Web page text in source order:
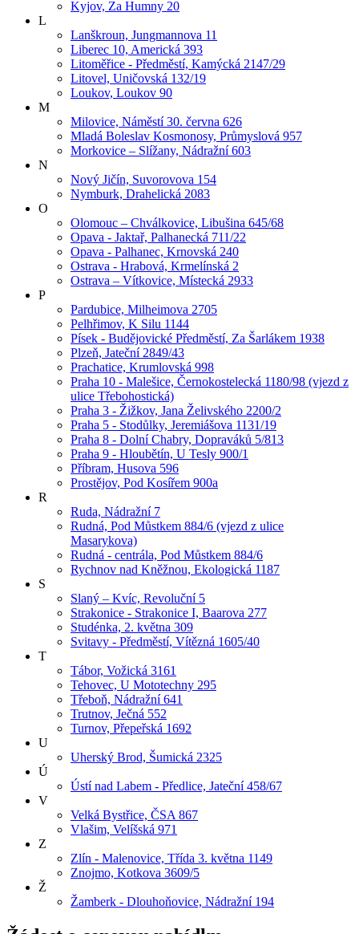
Kyjov, Za Humny 20
L
Lanškroun, Jungmannova 11
Liberec 10, Americká 393
Litoměřice - Předměstí, Kamýcká 2147/29
Litovel, Uničovská 132/19
Loukov, Loukov 90
M
Milovice, Náměstí 30. června 626
Mladá Boleslav Kosmonosy, Průmyslová 957
Morkovice – Slížany, Nádražní 603
N
Nový Jičín, Suvorovova 154
Nymburk, Drahelická 2083
O
Olomouc – Chválkovice, Libušina 645/68
Opava - Jaktař, Palhanecká 711/22
Opava - Palhanec, Krnovská 240
Ostrava - Hrabová, Krmelínská 2
Ostrava – Vítkovice, Místecká 2933
P
Pardubice, Milheimova 2705
Pelhřimov, K Silu 1144
Písek - Budějovické Předměstí, Za Šarlákem 1938
Plzeň, Jateční 2849/43
Prachatice, Krumlovská 998
Praha 10 - Malešice, Černokostelecká 1180/98 (vjezd z
ulice Třebohostická)
Praha 3 - Žižkov, Jana Želivského 2200/2
Praha 5 - Stodůlky, Jeremiášova 1131/19
Praha 8 - Dolní Chabry, Dopraváků 5/813
Praha 9 - Hloubětín, U Tesly 900/1
Příbram, Husova 596
Prostějov, Pod Kosířem 900a
R
Ruda, Nádražní 7
Rudná, Pod Můstkem 884/6 (vjezd z ulice
Masarykova)
Rudná - centrála, Pod Můstkem 884/6
Rychnov nad Kněžnou, Ekologická 1187
S
Slaný – Kvíc, Revoluční 5
Strakonice - Strakonice I, Baarova 277
Studénka, 2. května 309
Svitavy - Předměstí, Vítězná 1605/40
T
Tábor, Vožická 3161
Tehovec, U Mototechny 295
Třeboň, Nádražní 641
Trutnov, Ječná 552
Turnov, Přepeřská 1692
U
Uherský Brod, Šumická 2325
Ú
Ústí nad Labem - Předlice, Jateční 458/67
V
Velká Bystřice, ČSA 867
Vlašim, Velíšská 971
Z
Zlín - Malenovice, Třída 3. května 1149
Znojmo, Kotkova 3609/5
Ž
Žamberk - Dlouhoňovice, Nádražní 194